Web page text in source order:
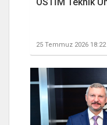
25 Temmuz 2026 18:22